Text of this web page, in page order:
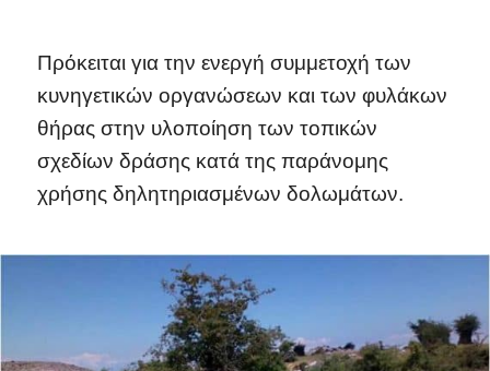
Πρόκειται για την ενεργή συμμετοχή των
κυνηγετικών οργανώσεων και των φυλάκων
θήρας στην υλοποίηση των τοπικών
σχεδίων δράσης κατά της παράνομης
χρήσης δηλητηριασμένων δολωμάτων.